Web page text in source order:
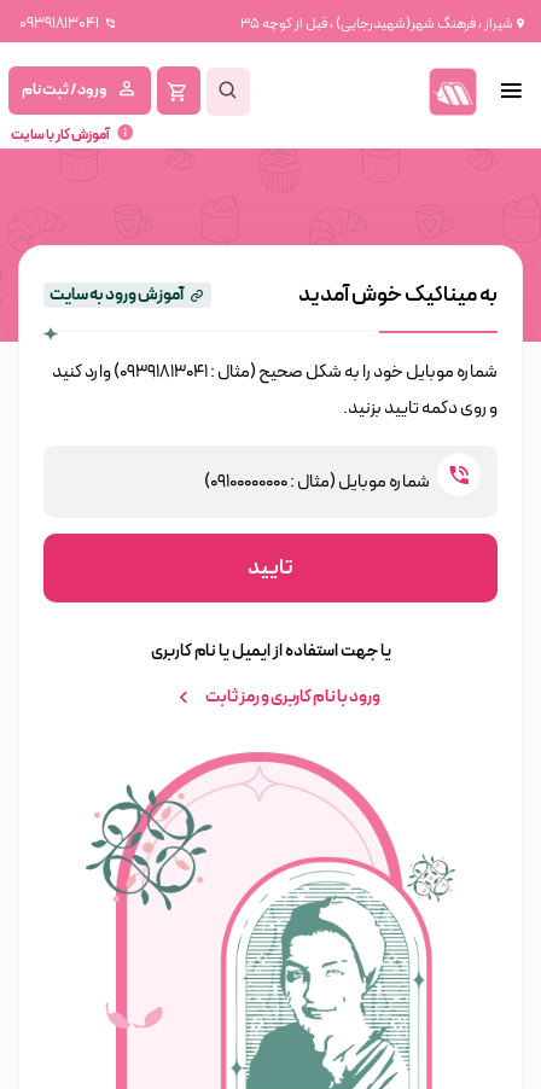
شیراز ، فرهنگ شهر(شهیدرجایی) ، قبل از کوچه 35 09391813041
ورود / ثبت نام
آموزش کار با سایت
به میناکیک خوش آمدید آموزش ورود به سایت
شماره موبایل خود را به شکل صحیح (مثال : 09391813041) وارد کنید
و روی دکمه تایید بزنید.
تایید
یا جهت استفاده از ایمیل یا نام کاربری
ورود با نام کاربری و رمز ثابت